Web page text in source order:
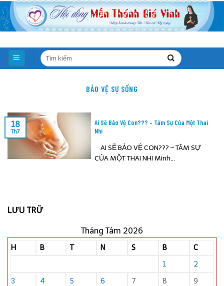
Skip
to
content
BẢO VỆ SỰ SỐNG
Ai Sẽ Bảo Vệ Con??? – Tâm Sự Của Một Thai
Nhi
AI SẼ BẢO VỆ CON??? – TÂM SỰ
CỦA MỘT THAI NHI Minh...
18
Th7
LƯU TRỮ
Tháng Tám 2026
H B T N S B C
1
2
3
4 5 6 7 8
9